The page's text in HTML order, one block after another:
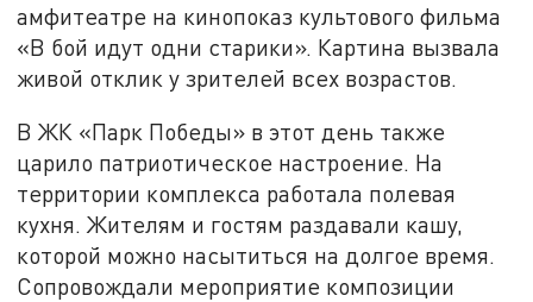
амфитеатре на кинопоказ культового фильма
«В бой идут одни старики». Картина вызвала
живой отклик у зрителей всех возрастов.
В ЖК «Парк Победы» в этот день также
царило патриотическое настроение. На
территории комплекса работала полевая
кухня. Жителям и гостям раздавали кашу,
которой можно насытиться на долгое время.
Сопровождали мероприятие композиции